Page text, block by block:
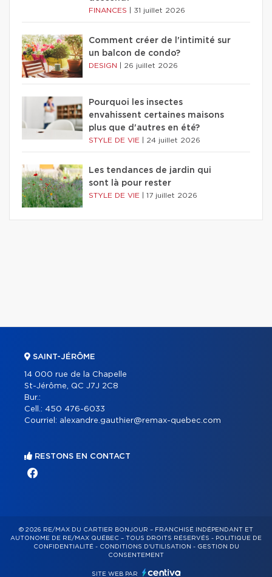
FINANCES 31 juillet 2026
Comment créer de l'intimité sur
un balcon de condo?
DESIGN 26 juillet 2026
Pourquoi les insectes
envahissent certaines maisons
plus que d'autres en été?
STYLE DE VIE 24 juillet 2026
Les tendances de jardin qui
sont là pour rester
STYLE DE VIE 17 juillet 2026
SAINT-JÉRÔME
14 000 rue de la Chapelle
St-Jérôme, QC J7J 2C8
Bur.:
Cell.: 450 476-6033
Courriel: alexandre.gauthier@remax-quebec.com
RESTONS EN CONTACT
© 2026 RE/MAX DU CARTIER BONJOUR – FRANCHISÉ INDÉPENDANT ET
AUTONOME DE RE/MAX QUÉBEC – TOUS DROITS RÉSERVÉS - POLITIQUE DE
CONFIDENTIALITÉ- CONDITIONS D'UTILISATION - GESTION DU
CONSENTEMENT
SITE WEB PAR